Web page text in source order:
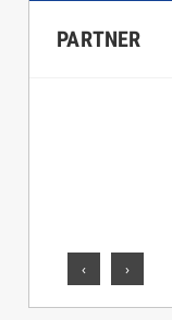
PARTNER
‹ ›